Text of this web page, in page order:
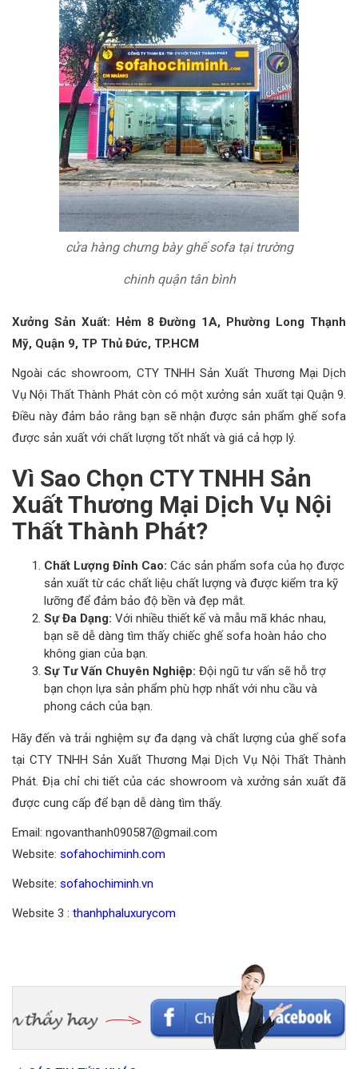
cửa hàng chưng bày ghế sofa tại trường
chinh quận tân bình
Xưởng Sản Xuất: Hẻm 8 Đường 1A, Phường Long Thạnh
Mỹ, Quận 9, TP Thủ Đức, TP.HCM
Ngoài các showroom, CTY TNHH Sản Xuất Thương Mại Dịch
Vụ Nội Thất Thành Phát còn có một xưởng sản xuất tại Quận 9.
Điều này đảm bảo rằng bạn sẽ nhận được sản phẩm ghế sofa
được sản xuất với chất lượng tốt nhất và giá cả hợp lý.
Vì Sao Chọn CTY TNHH Sản
Xuất Thương Mại Dịch Vụ Nội
Thất Thành Phát?
Chất Lượng Đỉnh Cao: Các sản phẩm sofa của họ được
sản xuất từ các chất liệu chất lượng và được kiểm tra kỹ
lưỡng để đảm bảo độ bền và đẹp mắt.
Sự Đa Dạng: Với nhiều thiết kế và mẫu mã khác nhau,
bạn sẽ dễ dàng tìm thấy chiếc ghế sofa hoàn hảo cho
không gian của bạn.
Sự Tư Vấn Chuyên Nghiệp: Đội ngũ tư vấn sẽ hỗ trợ
bạn chọn lựa sản phẩm phù hợp nhất với nhu cầu và
phong cách của bạn.
Hãy đến và trải nghiệm sự đa dạng và chất lượng của ghế sofa
tại CTY TNHH Sản Xuất Thương Mại Dịch Vụ Nội Thất Thành
Phát. Địa chỉ chi tiết của các showroom và xưởng sản xuất đã
được cung cấp để bạn dễ dàng tìm thấy.
Email: ngovanthanh090587@gmail.com
Website: sofahochiminh.com
Website: sofahochiminh.vn
Website 3 : thanhphaluxurycom